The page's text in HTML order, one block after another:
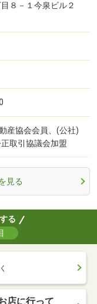
８－１今泉ビル２
産協会会員、(公社)
取引協議会加盟
見る
る
店に行って